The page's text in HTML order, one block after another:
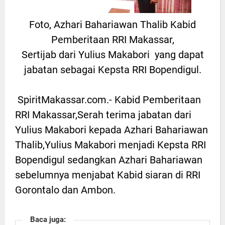
Foto, Azhari Bahariawan Thalib Kabid
Pemberitaan RRI Makassar,
Sertijab dari Yulius Makabori yang dapat
jabatan sebagai Kepsta RRI Bopendigul.
SpiritMakassar.com.- Kabid Pemberitaan
RRI Makassar,Serah terima jabatan dari
Yulius Makabori kepada Azhari Bahariawan
Thalib,Yulius Makabori menjadi Kepsta RRI
Bopendigul sedangkan Azhari Bahariawan
sebelumnya menjabat Kabid siaran di RRI
Gorontalo dan Ambon.
Baca juga: